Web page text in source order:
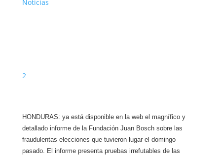
Noticias
2
HONDURAS: ya está disponible en la web el magnífico y
detallado informe de la Fundación Juan Bosch sobre las
fraudulentas elecciones que tuvieron lugar el domingo
pasado. El informe presenta pruebas irrefutables de las